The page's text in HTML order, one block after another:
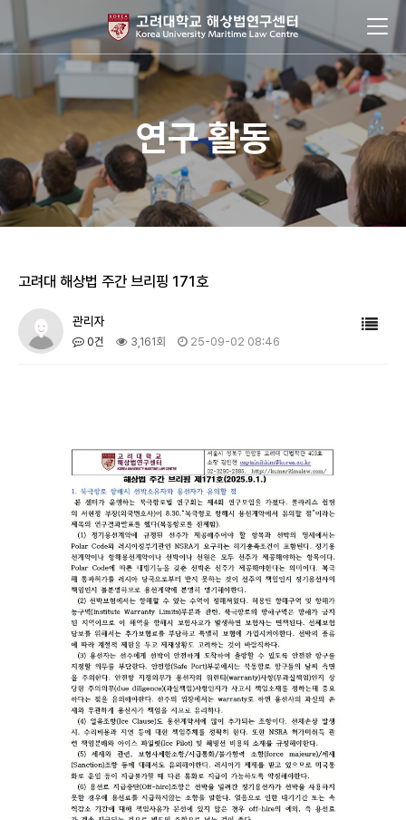
연구 활동
고려대 해상법 주간 브리핑 171호
관리자
0건 3,161회 25-09-02 08:46